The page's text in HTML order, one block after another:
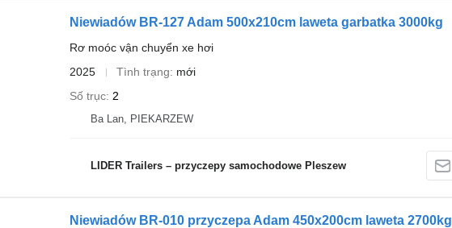
Niewiadów BR-127 Adam 500x210cm laweta garbatka 3000kg
Rơ moóc vận chuyển xe hơi
2025
Tình trạng
mới
Số trục 2
Ba Lan, PIEKARZEW
LIDER Trailers – przyczepy samochodowe Pleszew
Niewiadów BR-010 przyczepa Adam 450x200cm laweta 2700kg